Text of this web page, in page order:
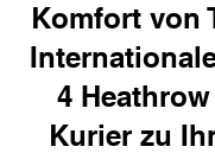
Komfort von
4
Kurier zu